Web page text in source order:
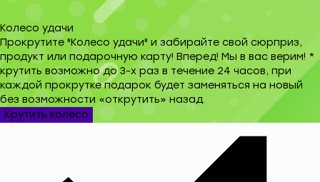
Колесо удачи
Прокрутите "Колесо удачи" и забирайте свой сюрприз,
продукт или подарочную карту! Вперед! Мы в вас верим! *
крутить возможно до 3-х раз в течение 24 часов, при
каждой прокрутке подарок будет заменяться на новый
без возможности «открутить» назад.
Крутить колесо